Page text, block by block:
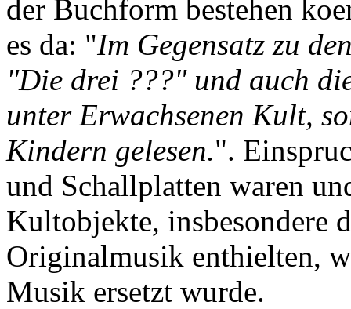
der Buchform bestehen
es da: "Im Gegensatz zu
"Die drei ???" und auch
unter Erwachsenen Kult,
Kindern gelesen.".
und Schallplatten waren
Kultobjekte, insbesondere
Originalmusik enthielten,
Musik ersetzt wurde.